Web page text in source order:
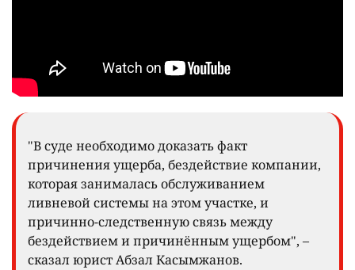
"В суде необходимо доказать факт
причинения ущерба, бездействие компании,
которая занималась обслуживанием
ливневой системы на этом участке, и
причинно-следственную связь между
бездействием и причинённым ущербом", –
сказал юрист Абзал Касымжанов.